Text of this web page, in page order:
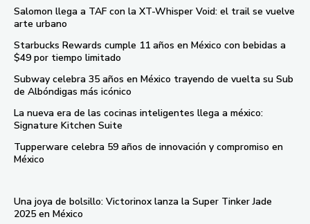
Salomon llega a TAF con la XT-Whisper Void: el trail se vuelve
arte urbano
Starbucks Rewards cumple 11 años en México con bebidas a
$49 por tiempo limitado
Subway celebra 35 años en México trayendo de vuelta su Sub
de Albóndigas más icónico
La nueva era de las cocinas inteligentes llega a méxico:
Signature Kitchen Suite
Tupperware celebra 59 años de innovación y compromiso en
México
Una joya de bolsillo: Victorinox lanza la Super Tinker Jade
2025 en México